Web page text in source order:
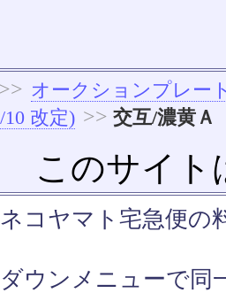
>> オークションプレー
10 改定) >> 交互/濃黄Ａ
このサイト
コヤマト宅急便の
ウンメニューで同